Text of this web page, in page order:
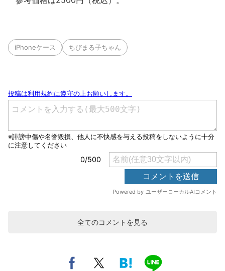
iPhoneケース ちびまる子ちゃん
全てのコメントを見る